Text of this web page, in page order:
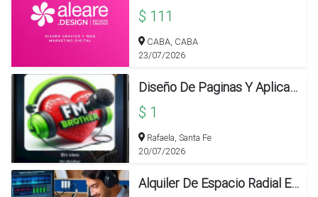
$ 111
CABA, CABA
23/07/2026
Diseño De Paginas Y Aplicaciones En Rafaela
$ 1
Rafaela, Santa Fe
20/07/2026
Alquiler De Espacio Radial En Rafaela